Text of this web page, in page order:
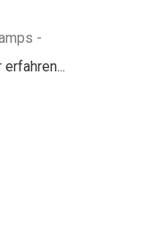
-
erfahren...